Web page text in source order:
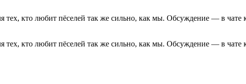
кто любит пёселей так же сильно, как мы. Обсуждение — в чате
кто любит пёселей так же сильно, как мы. Обсуждение — в чате